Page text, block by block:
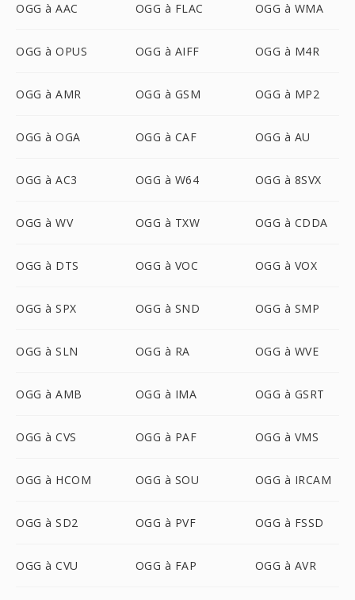
OGG à AAC OGG à FLAC OGG à WMA
OGG à OPUS OGG à AIFF OGG à M4R
OGG à AMR OGG à GSM OGG à MP2
OGG à OGA OGG à CAF OGG à AU
OGG à AC3 OGG à W64 OGG à 8SVX
OGG à WV OGG à TXW OGG à CDDA
OGG à DTS OGG à VOC OGG à VOX
OGG à SPX OGG à SND OGG à SMP
OGG à SLN OGG à RA OGG à WVE
OGG à AMB OGG à IMA OGG à GSRT
OGG à CVS OGG à PAF OGG à VMS
OGG à HCOM OGG à SOU OGG à IRCAM
OGG à SD2 OGG à PVF OGG à FSSD
OGG à CVU OGG à FAP OGG à AVR